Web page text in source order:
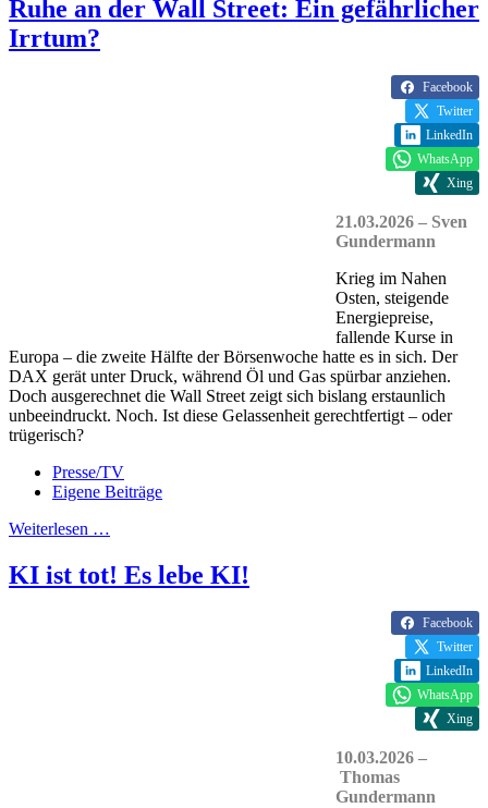
Ruhe an der Wall Street: Ein gefährlicher
Irrtum?
Facebook
Twitter
LinkedIn
WhatsApp
Xing
21.03.2026 – Sven
Gundermann
Krieg im Nahen
Osten, steigende
Energiepreise,
fallende Kurse in
Europa – die zweite Hälfte der Börsenwoche hatte es in sich. Der
DAX gerät unter Druck, während Öl und Gas spürbar anziehen.
Doch ausgerechnet die Wall Street zeigt sich bislang erstaunlich
unbeeindruckt. Noch. Ist diese Gelassenheit gerechtfertigt – oder
trügerisch?
Presse/TV
Eigene Beiträge
Weiterlesen …
KI ist tot! Es lebe KI!
Facebook
Twitter
LinkedIn
WhatsApp
Xing
10.03.2026 –
Thomas
Gundermann